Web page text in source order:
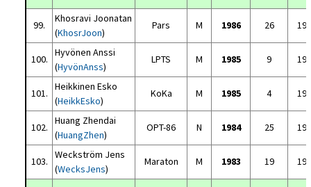
99.
Khosravi Joonatan
(KhosrJoon)
Pars M 1986 26
100.
Hyvönen Anssi
(HyvönAnss)
LPTS M 1985 9
101.
Heikkinen Esko
(HeikkEsko)
KoKa M 1985 4
102.
Huang Zhendai
(HuangZhen)
OPT-86 N 1984 25
103.
Weckström Jens
(WecksJens)
Maraton M 1983 19